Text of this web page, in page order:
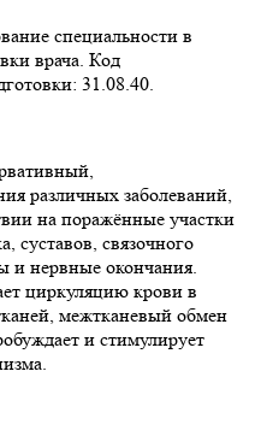
специальности в
врача. Код
31.08.40.
различных заболеваний,
на поражённые участки
суставов, связочного
и нервные окончания.
циркуляцию крови в
межтканевый обмен
и стимулирует